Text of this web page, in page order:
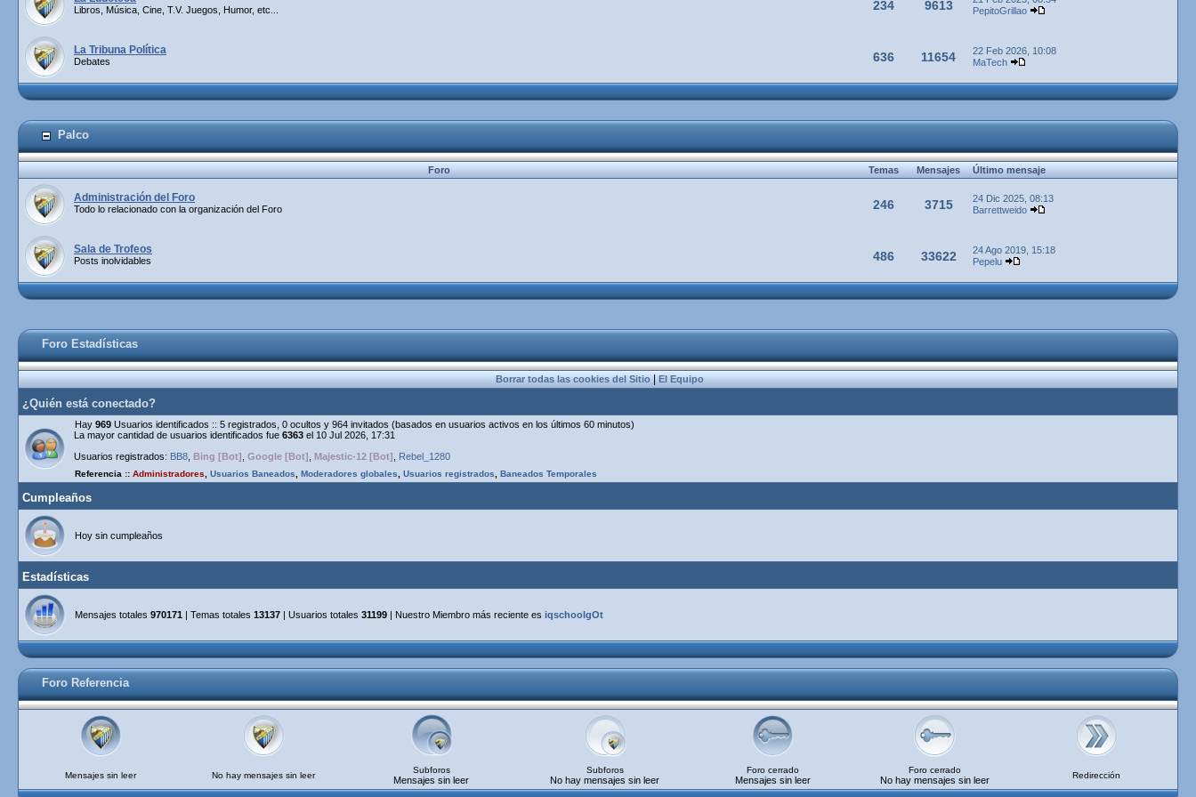
Libros, Música, Cine, T.V. Juegos, Humor, etc... 234 9613
PepitoGrillao
La Tribuna Política
Debates 636 11654
22 Feb 2026, 10:08
MaTech
Palco
Foro TemasMensajesÚltimo mensaje
Administración del Foro
Todo lo relacionado con la organización del Foro 246 3715
24 Dic 2025, 08:13
Barrettweido
Sala de Trofeos
Posts inolvidables 486 33622
24 Ago 2019, 15:18
Pepelu
Foro Estadísticas
Borrar todas las cookies del Sitio|El Equipo
¿Quién está conectado?
Hay 969 Usuarios identificados :: 5 registrados, 0 ocultos y 964 invitados (basados en usuarios activos en los últimos 60 minutos)
La mayor cantidad de usuarios identificados fue 6363 el 10 Jul 2026, 17:31
Usuarios registrados: BB8 Bing [Bot] Google [Bot] Majestic-12 [Bot] Rebel_1280
Referencia :: Administradores Usuarios Baneados Moderadores globales Usuarios registrados Baneados Temporales
Cumpleaños
Hoy sin cumpleaños
Estadísticas
Mensajes totales 970171 | Temas totales 13137 | Usuarios totales 31199 | Nuestro Miembro más reciente es iqschoolgOt
Foro Referencia
Mensajes sin leer No hay mensajes sin leer
Subforos
Mensajes sin leer
Subforos
No hay mensajes sin leer
Foro cerrado
Mensajes sin leer
Foro cerrado
No hay mensajes sin leer Redirección